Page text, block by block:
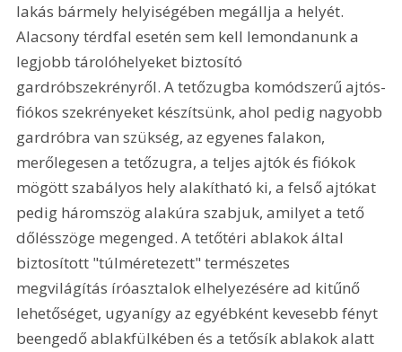
lakás bármely helyiségében megállja a helyét.
Alacsony térdfal esetén sem kell lemondanunk a
legjobb tárolóhelyeket biztosító
gardróbszekrényről. A tetőzugba komódszerű ajtós-
fiókos szekrényeket készítsünk, ahol pedig nagyobb
gardróbra van szükség, az egyenes falakon,
merőlegesen a tetőzugra, a teljes ajtók és fiókok
mögött szabályos hely alakítható ki, a felső ajtókat
pedig háromszög alakúra szabjuk, amilyet a tető
dőlésszöge megenged. A tetőtéri ablakok által
biztosított "túlméretezett" természetes
megvilágítás íróasztalok elhelyezésére ad kitűnő
lehetőséget, ugyanígy az egyébként kevesebb fényt
beengedő ablakfülkében és a tetősík ablakok alatt